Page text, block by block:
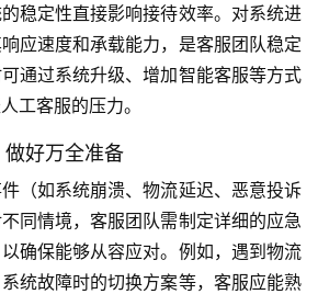
稳定性直接影响接待效率。对系统进
应速度和承载能力，是客服团队稳定
通过系统升级、增加智能客服等方式
工客服的压力。
好万全准备
（如系统崩溃、物流延迟、恶意投诉
同情境，客服团队需制定详细的应急
确保能够从容应对。例如，遇到物流
统故障时的切换方案等，客服应能熟